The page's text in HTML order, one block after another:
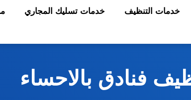
خدمات التنظيف خدمات تسليك المجاري
فنادق بالاحساء